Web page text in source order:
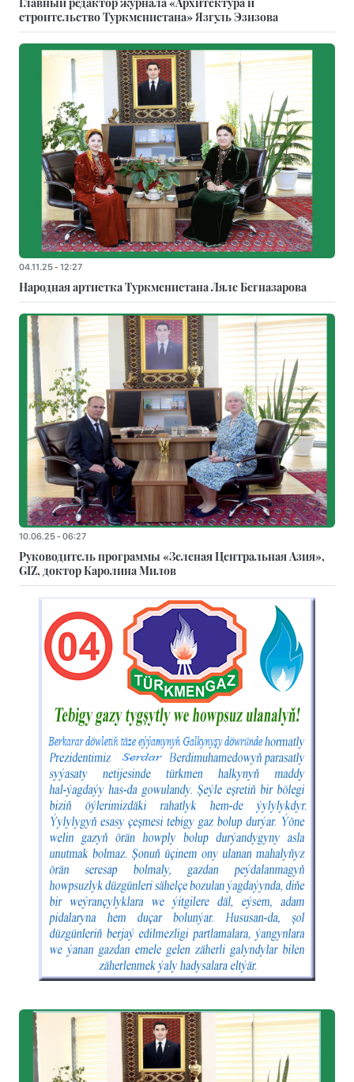
строительство Туркменистана» Язгуль Эзизова
04.11.25 - 12:27
Народная артистка Туркменистана Ляле Бегназарова
10.06.25 - 06:27
Руководитель программы «Зеленая Центральная Азия»,
GIZ, доктор Каролина Милов